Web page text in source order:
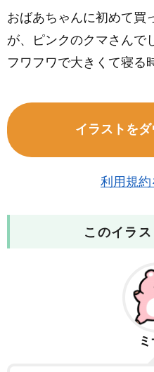
おばあちゃんに初めて買
が、ピンクのクマさんで
フワフワで大きくて寝る
イラストを
利用規約
このイラ